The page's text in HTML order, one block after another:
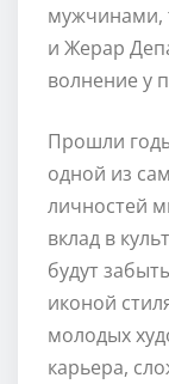
мужчинами,
и Жерар
волнение у
Прошли
одной из
личностей
вклад в
будут
иконой
молодых
карьера,